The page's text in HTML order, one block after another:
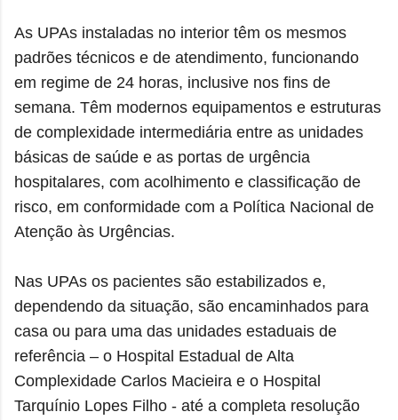
As UPAs instaladas no interior têm os mesmos
padrões técnicos e de atendimento, funcionando
em regime de 24 horas, inclusive nos fins de
semana. Têm modernos equipamentos e estruturas
de complexidade intermediária entre as unidades
básicas de saúde e as portas de urgência
hospitalares, com acolhimento e classificação de
risco, em conformidade com a Política Nacional de
Atenção às Urgências.
Nas UPAs os pacientes são estabilizados e,
dependendo da situação, são encaminhados para
casa ou para uma das unidades estaduais de
referência – o Hospital Estadual de Alta
Complexidade Carlos Macieira e o Hospital
Tarquínio Lopes Filho - até a completa resolução